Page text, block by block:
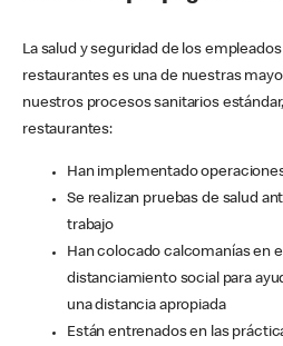
La salud y seguridad de los
restaurantes es una de nuestras
nuestros procesos sanitarios
restaurantes:
Han implementado
Se realizan pruebas de salud
trabajo
Han colocado calcomanías en
distanciamiento social para
una distancia apropiada
Están entrenados en las